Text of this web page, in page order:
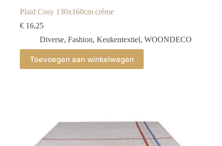
Plaid Cosy 130x160cm crème
€ 16,25
Diverse, Fashion, Keukentextiel, WOONDECO
Toevoegen aan winkelwagen